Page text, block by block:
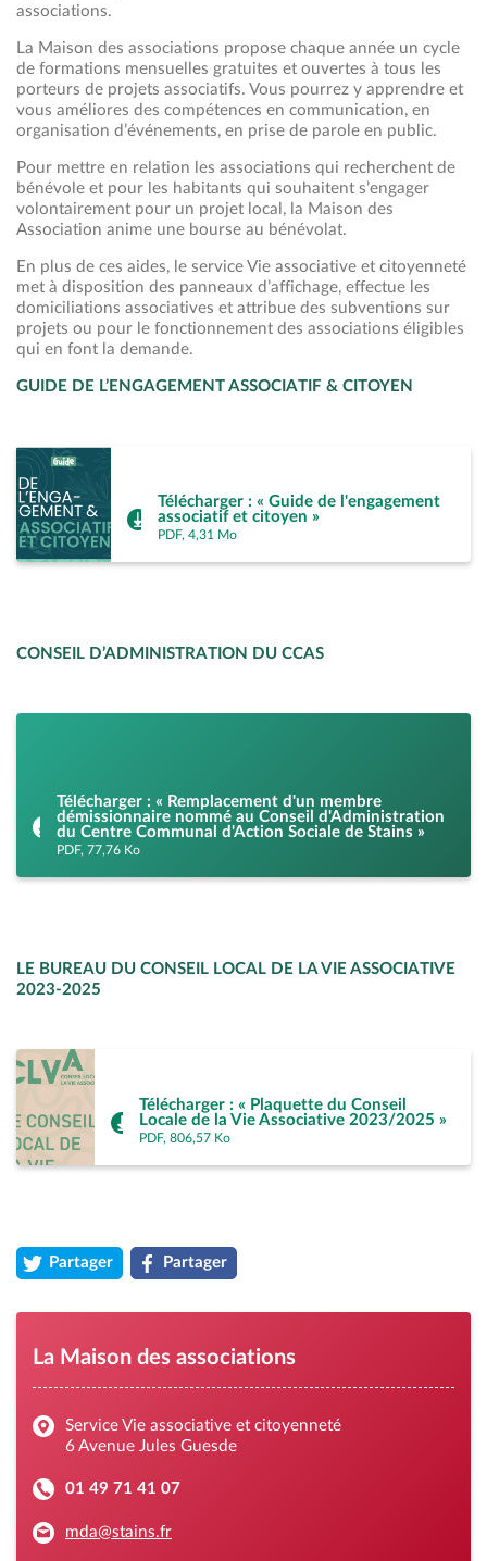
associations.
La Maison des associations propose chaque année un cycle
de formations mensuelles gratuites et ouvertes à tous les
porteurs de projets associatifs. Vous pourrez y apprendre et
vous améliores des compétences en communication, en
organisation d’événements, en prise de parole en public.
Pour mettre en relation les associations qui recherchent de
bénévole et pour les habitants qui souhaitent s’engager
volontairement pour un projet local, la Maison des
Association anime une bourse au bénévolat.
En plus de ces aides, le service Vie associative et citoyenneté
met à disposition des panneaux d’affichage, effectue les
domiciliations associatives et attribue des subventions sur
projets ou pour le fonctionnement des associations éligibles
qui en font la demande.
GUIDE DE L’ENGAGEMENT ASSOCIATIF & CITOYEN
Télécharger : « Guide de l'engagement
associatif et citoyen »
PDF, 4,31 Mo
CONSEIL D’ADMINISTRATION DU CCAS
Télécharger : « Remplacement d'un membre
démissionnaire nommé au Conseil d'Administration
du Centre Communal d'Action Sociale de Stains »
PDF, 77,76 Ko
LE BUREAU DU CONSEIL LOCAL DE LA VIE ASSOCIATIVE
2023-2025
Télécharger : « Plaquette du Conseil
Locale de la Vie Associative 2023/2025 »
PDF, 806,57 Ko
Partager
la page « La maison des associations » sur twitter (ouvre un
Partager
la page « La maison des associations » sur
La Maison des associations
Service Vie associative et citoyenneté
6 Avenue Jules Guesde
01 49 71 41 07
mda@stains.fr